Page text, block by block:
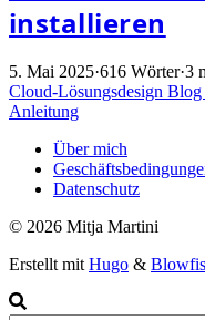
installieren
5. Mai 2025·616 Wörter·3
Cloud-Lösungsdesign Blog
Anleitung
Über mich
Datenschutz
© 2026 Mitja Martini
Erstellt mitHugo &